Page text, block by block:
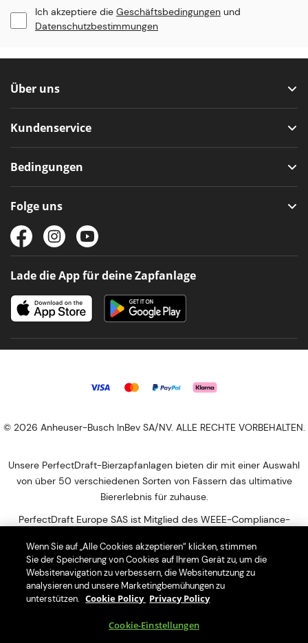
Ich akzeptiere die Geschäftsbedingungen und
Datenschutzbestimmungen
Über uns
Kundenservice
Bedingungen
Folge uns
Lade die App für deine Zapfanlage
© 2026 Anheuser-Busch InBev SA/NV. ALLE RECHTE VORBEHALTEN.
Unsere PerfectDraft-Bierzapfanlagen bieten dir mit einer Auswahl
von über 50 verschiedenen Sorten von Fässern das ultimative
Biererlebnis für zuhause.
PerfectDraft Europe SAS ist Mitglied des WEEE-Compliance-
Sie die Website von Relectra (https://www.relectra.de/home) für
Informationen zur Entsorgung Ihrer Haushalts-WEEE. Bitte besuchen
Sie diese Website, um die nächstgelegene Abgabestelle für Ihren
Elektroschrott zu finden: https://entsorgungsstellen.e-schrott-
Wenn Sie auf „Alle Cookies akzeptieren“ klicken, stimmen
Sie der Speicherung von Cookies auf Ihrem Gerät zu, um die
Websitenavigation zu verbessern, die Websitenutzung zu
analysieren und unsere Marketingbemühungen zu
unterstützen. Cookie Policy Privacy Policy
Cookie-Einstellungen